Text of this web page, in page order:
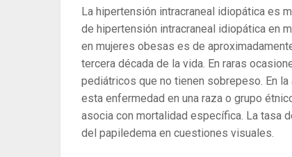
La hipertensión intracraneal idiopática es
de hipertensión intracraneal idiopática en
en mujeres obesas es de
tercera década de la vida. En raras
pediátricos que no tienen sobrepeso. En
esta enfermedad en una raza o grupo
asocia con mortalidad específica. La tasa
del papiledema en cuestiones visuales.